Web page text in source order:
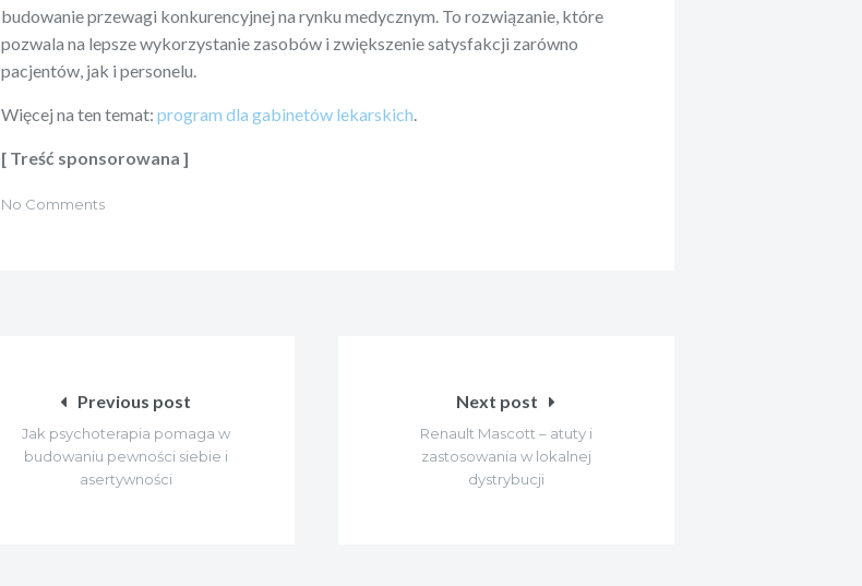
budowanie przewagi konkurencyjnej na rynku medycznym. To rozwiązanie, które
pozwala na lepsze wykorzystanie zasobów i zwiększenie satysfakcji zarówno
pacjentów, jak i personelu.
Więcej na ten temat:program dla gabinetów lekarskich.
[ Treść sponsorowana ]
No Comments
Previous post
Jak psychoterapia pomaga w
budowaniu pewności siebie i
asertywności
Next post
Renault Mascott – atuty i
zastosowania w lokalnej
dystrybucji